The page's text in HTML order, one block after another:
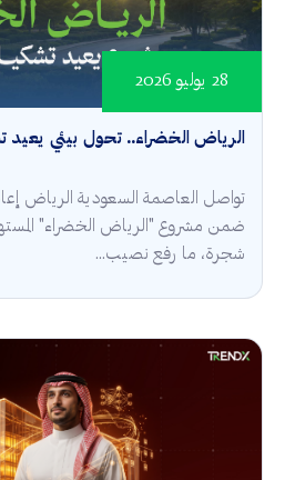
الرياض الخضراء.. تحول بيئي يعيد
28 يوليو 2026
تواصل العاصمة السعودية الرياض
شجرة، ما رفع نصيب...